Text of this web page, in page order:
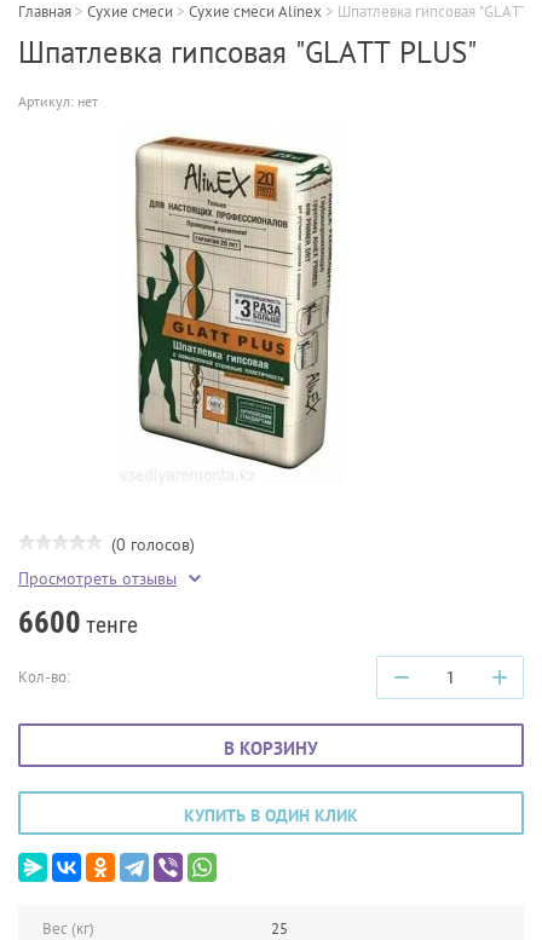
Главная > Сухие смеси > Сухие смеси Alinex > Шпатлевка гипсовая "GLATT
Шпатлевка гипсовая "GLATT PLUS"
Артикул: нет
(0 голосов)
Просмотреть отзывы
6600 тенге
Кол-во: − +
В КОРЗИНУ
КУПИТЬ В ОДИН КЛИК
Вес (кг)
25